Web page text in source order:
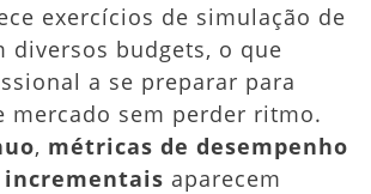
exercícios de simulação de
diversos budgets, o que
a se preparar para
mercado sem perder ritmo.
, métricas de desempenho
aparecem